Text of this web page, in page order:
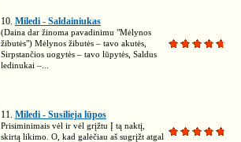
10. Miledi - Saldainiukas
(Daina dar žinoma pavadinimu "Mėlynos
žibutės") Mėlynos žibutės – tavo akutės,
Sirpstančios uogytės – tavo lūpytės, Saldus
ledinukai –...
11. Miledi - Susilieja lūpos
Prisiminimais vėl ir vėl grįžtu Į tą naktį,
skirtą likimo. O, kad galėčiau aš sugrįžt atgal